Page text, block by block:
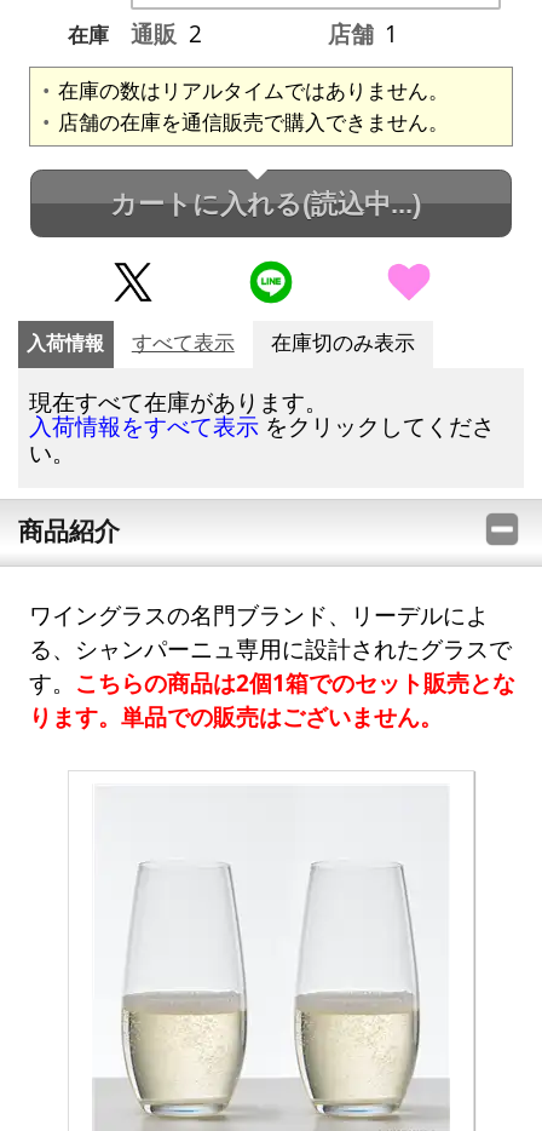
在庫
通販 2 店舗 1
在庫の数はリアルタイムではありません。
店舗の在庫を通信販売で購入できません。
カートに入れる(読込中...)
入荷情報 すべて表示 在庫切のみ表示
現在すべて在庫があります。
入荷情報をすべて表示 をクリックしてくださ
い。
商品紹介
ワイングラスの名門ブランド、リーデルによ
る、シャンパーニュ専用に設計されたグラスで
す。 こちらの商品は2個1箱でのセット販売とな
ります。単品での販売はございません。